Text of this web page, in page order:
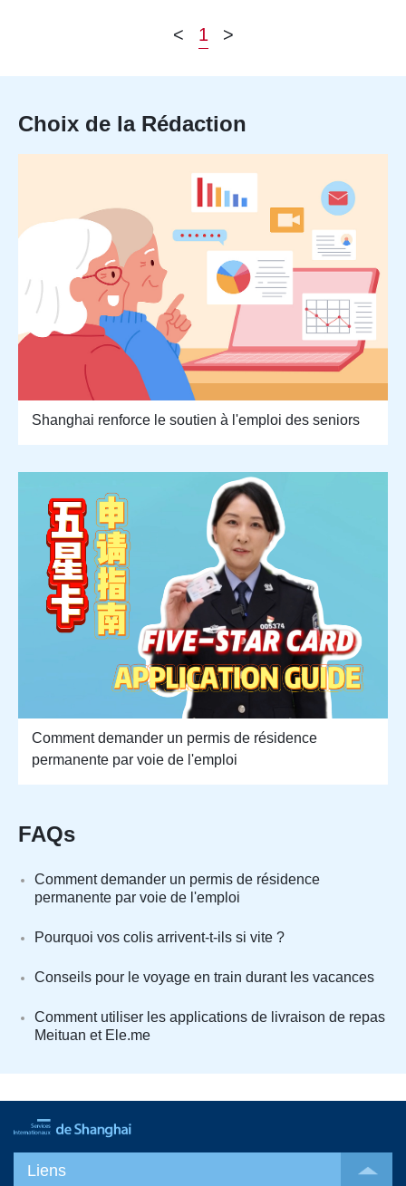
< 1 >
Choix de la Rédaction
Shanghai renforce le soutien à l'emploi des seniors
Comment demander un permis de résidence
permanente par voie de l'emploi
FAQs
Comment demander un permis de résidence
permanente par voie de l'emploi
Pourquoi vos colis arrivent-t-ils si vite ?
Conseils pour le voyage en train durant les vacances
Comment utiliser les applications de livraison de repas
Meituan et Ele.me
Liens